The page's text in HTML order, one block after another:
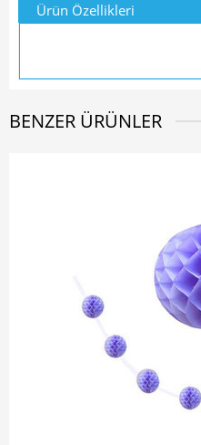
Ürün Özellikleri
BENZER ÜRÜNLER